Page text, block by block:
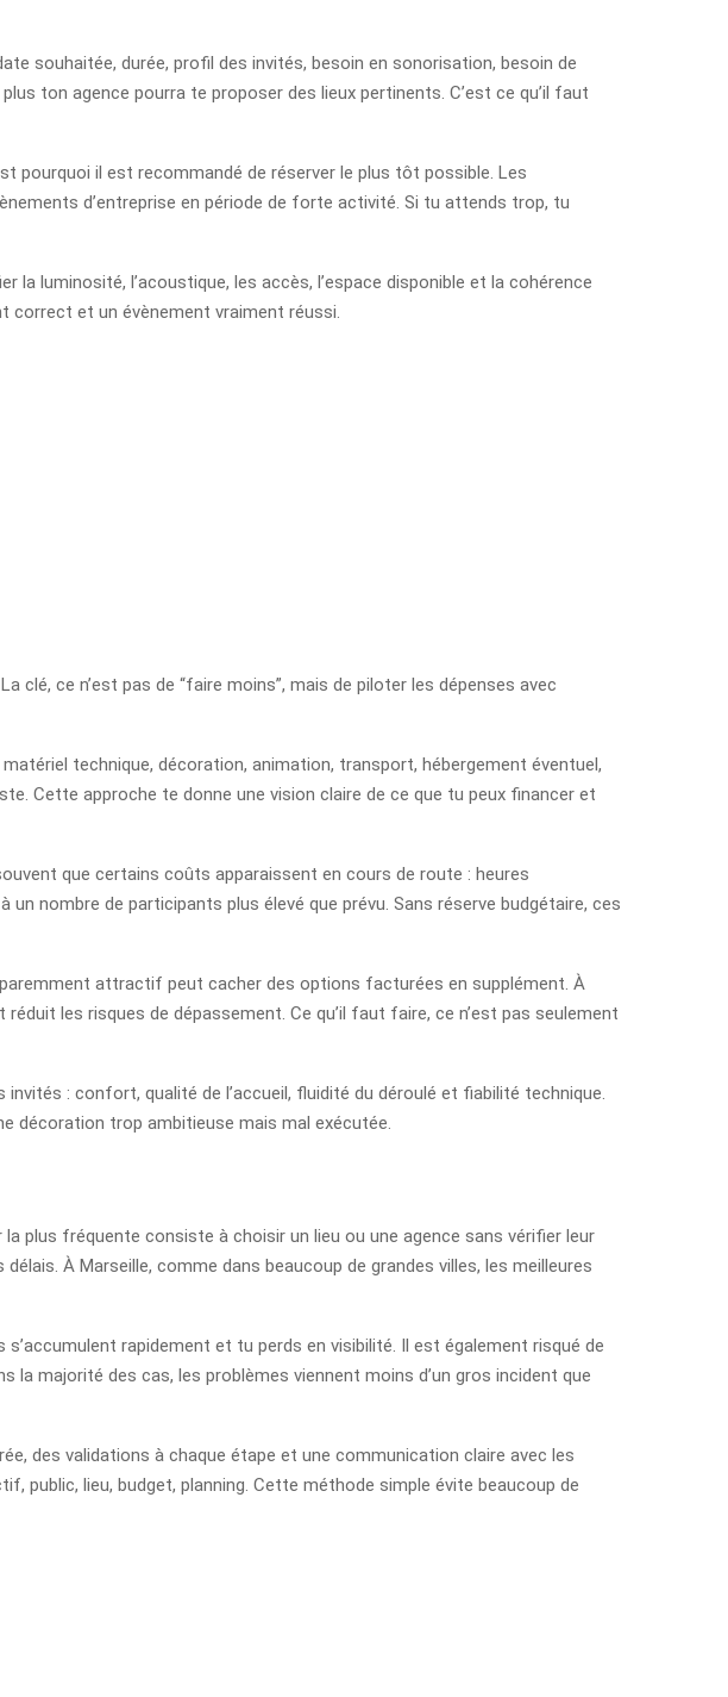
souhaitée, durée, profil des invités, besoin en sonorisation, besoin de
ton agence pourra te proposer des lieux pertinents. C’est ce qu’il faut
pourquoi il est recommandé de réserver le plus tôt possible. Les
d’entreprise en période de forte activité. Si tu attends trop, tu
la luminosité, l’acoustique, les accès, l’espace disponible et la cohérence
et un évènement vraiment réussi.
clé, ce n’est pas de “faire moins”, mais de piloter les dépenses avec
technique, décoration, animation, transport, hébergement éventuel,
Cette approche te donne une vision claire de ce que tu peux financer et
que certains coûts apparaissent en cours de route : heures
nombre de participants plus élevé que prévu. Sans réserve budgétaire, ces
attractif peut cacher des options facturées en supplément. À
les risques de dépassement. Ce qu’il faut faire, ce n’est pas seulement
: confort, qualité de l’accueil, fluidité du déroulé et fiabilité technique.
décoration trop ambitieuse mais mal exécutée.
plus fréquente consiste à choisir un lieu ou une agence sans vérifier leur
À Marseille, comme dans beaucoup de grandes villes, les meilleures
rapidement et tu perds en visibilité. Il est également risqué de
majorité des cas, les problèmes viennent moins d’un gros incident que
des validations à chaque étape et une communication claire avec les
public, lieu, budget, planning. Cette méthode simple évite beaucoup de